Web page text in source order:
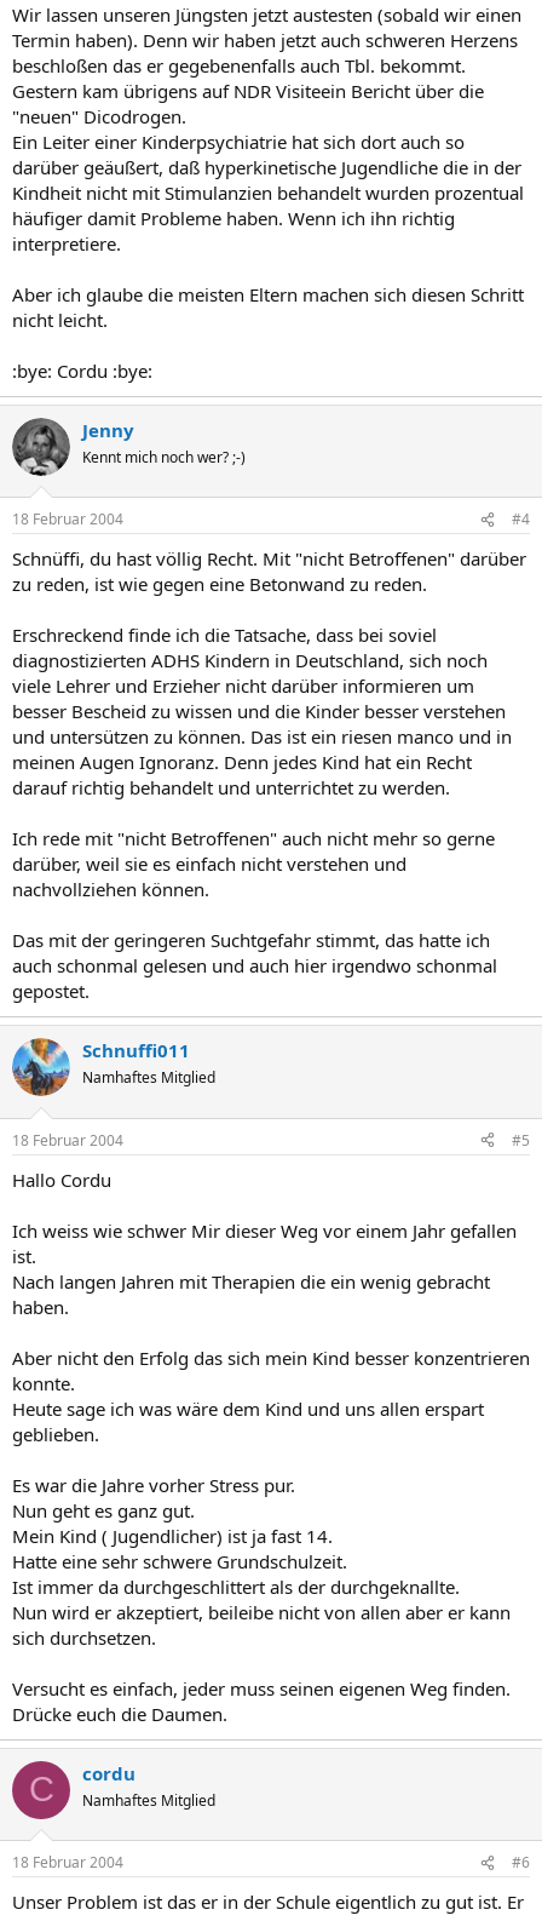
Wir lassen unseren Jüngsten jetzt austesten (sobald wir einen
Termin haben). Denn wir haben jetzt auch schweren Herzens
beschloßen das er gegebenenfalls auch Tbl. bekommt.
Gestern kam übrigens auf NDR Visiteein Bericht über die
"neuen" Dicodrogen.
Ein Leiter einer Kinderpsychiatrie hat sich dort auch so
darüber geäußert, daß hyperkinetische Jugendliche die in der
Kindheit nicht mit Stimulanzien behandelt wurden prozentual
häufiger damit Probleme haben. Wenn ich ihn richtig
interpretiere.
Aber ich glaube die meisten Eltern machen sich diesen Schritt
nicht leicht.
:bye: Cordu :bye:
Jenny
Kennt mich noch wer? ;-)
18 Februar 2004 #4
Schnüffi, du hast völlig Recht. Mit "nicht Betroffenen" darüber
zu reden, ist wie gegen eine Betonwand zu reden.
Erschreckend finde ich die Tatsache, dass bei soviel
diagnostizierten ADHS Kindern in Deutschland, sich noch
viele Lehrer und Erzieher nicht darüber informieren um
besser Bescheid zu wissen und die Kinder besser verstehen
und untersützen zu können. Das ist ein riesen manco und in
meinen Augen Ignoranz. Denn jedes Kind hat ein Recht
darauf richtig behandelt und unterrichtet zu werden.
Ich rede mit "nicht Betroffenen" auch nicht mehr so gerne
darüber, weil sie es einfach nicht verstehen und
nachvollziehen können.
Das mit der geringeren Suchtgefahr stimmt, das hatte ich
auch schonmal gelesen und auch hier irgendwo schonmal
gepostet.
Schnuffi011
Namhaftes Mitglied
18 Februar 2004 #5
Hallo Cordu
Ich weiss wie schwer Mir dieser Weg vor einem Jahr gefallen
ist.
Nach langen Jahren mit Therapien die ein wenig gebracht
haben.
Aber nicht den Erfolg das sich mein Kind besser konzentrieren
konnte.
Heute sage ich was wäre dem Kind und uns allen erspart
geblieben.
Es war die Jahre vorher Stress pur.
Nun geht es ganz gut.
Mein Kind ( Jugendlicher) ist ja fast 14.
Hatte eine sehr schwere Grundschulzeit.
Ist immer da durchgeschlittert als der durchgeknallte.
Nun wird er akzeptiert, beileibe nicht von allen aber er kann
sich durchsetzen.
Versucht es einfach, jeder muss seinen eigenen Weg finden.
Drücke euch die Daumen.
C cordu
Namhaftes Mitglied
18 Februar 2004 #6
Unser Problem ist das er in der Schule eigentlich zu gut ist. Er